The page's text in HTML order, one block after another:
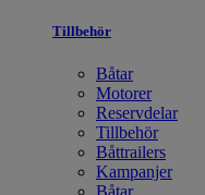
Tillbehör
Båtar
Motorer
Reservdelar
Tillbehör
Båttrailers
Kampanjer